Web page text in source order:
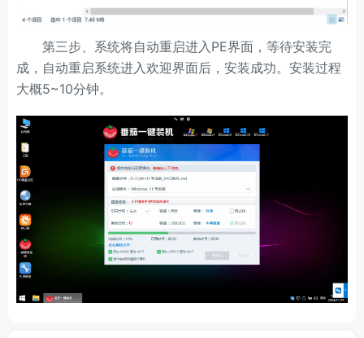
第三步、系统将自动重启进入PE界面，等待安装完
成，自动重启系统进入欢迎界面后，安装成功。安装过程
大概5~10分钟。